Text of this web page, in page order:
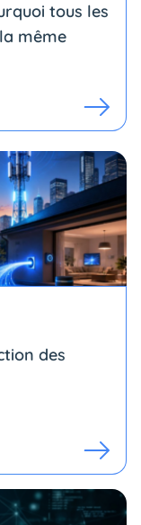
tous les
même
des